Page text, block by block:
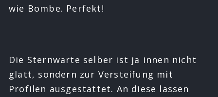
wie Bombe. Perfekt!
Die Sternwarte selber ist ja innen nicht
glatt, sondern zur Versteifung mit
Profilen ausgestattet. An diese lassen